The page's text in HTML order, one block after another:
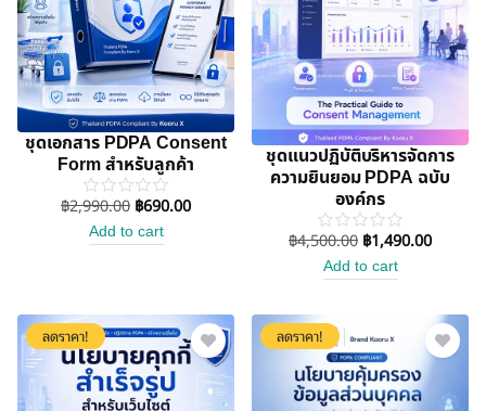
ชุดเอกสาร PDPA Consent
Form สำหรับลูกค้า
฿2,990.00 ฿690.00
Add to cart
ชุดแนวปฏิบัติบริหารจัดการ
ความยินยอม PDPA ฉบับ
องค์กร
฿4,500.00 ฿1,490.00
Add to cart
ลดราคา! ลดราคา!